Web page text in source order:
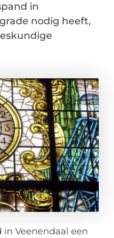
in
nodig heeft,
Veenendaal een